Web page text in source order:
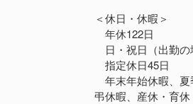
＜休日・休暇＞
年休122日
日・祝日（出勤の
指定休日45日
年末年始休暇、夏
弔休暇、産休・育休